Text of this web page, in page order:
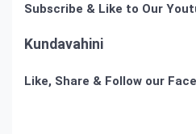
Subscribe & Like to Our
Kundavahini
Like, Share & Follow our